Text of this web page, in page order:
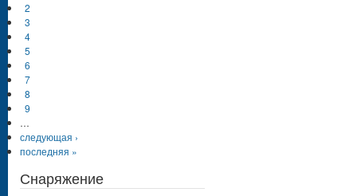
2
3
4
5
6
7
8
9
…
следующая ›
последняя »
Снаряжение